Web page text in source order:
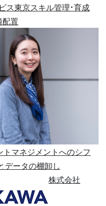
ス東京スキル管理・育成
置
トマネジメントへのシフ
データの棚卸し
株式会社